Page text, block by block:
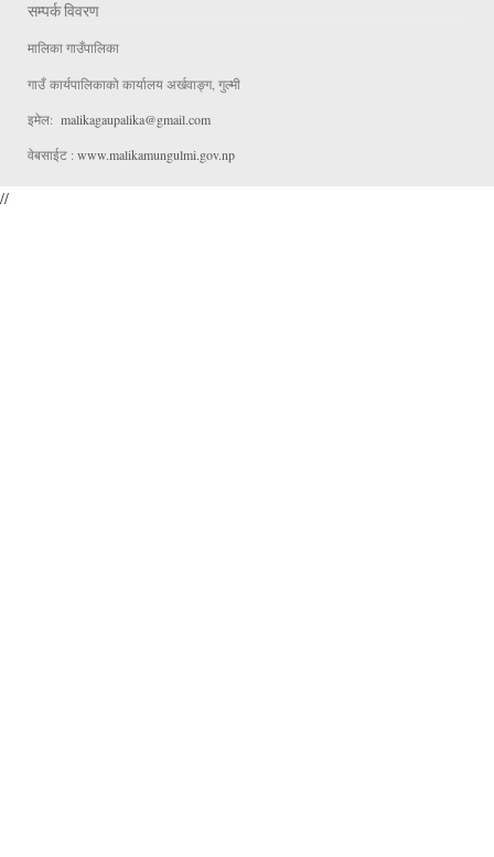
सम्पर्क विवरण
मालिका गाउँपालिका
गाउँ कार्यपालिकाको कार्यालय अर्खवाङ्ग, गुल्मी
इमेल: malikagaupalika@gmail.com
वेबसाईट : www.malikamungulmi.gov.np
//